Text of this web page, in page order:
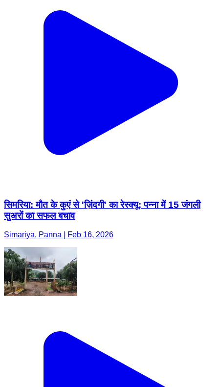
सिमरिया: मौत के कुएं से 'ज़िंदगी' का रेस्क्यू: पन्ना में 15 जंगली
सुअरों का सफल बचाव
Simariya, Panna | Feb 16, 2026